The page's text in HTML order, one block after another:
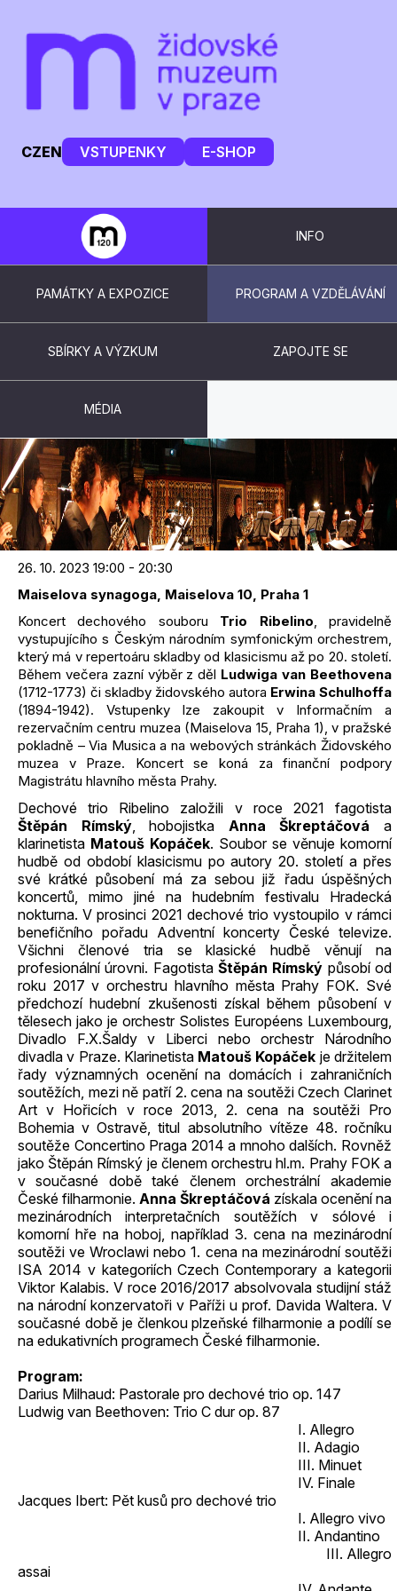
CZEN VSTUPENKY E-SHOP
INFO
PAMÁTKY A EXPOZICE PROGRAM A VZDĚLÁVÁNÍ
SBÍRKY A VÝZKUM ZAPOJTE SE
MÉDIA
TRIO RIBELINO
26. 10. 2023 19:00 - 20:30
Maiselova synagoga, Maiselova 10, Praha 1
Koncert dechového souboru Trio Ribelino, pravidelně
vystupujícího s Českým národním symfonickým orchestrem,
který má v repertoáru skladby od klasicismu až po 20. století.
Během večera zazní výběr z děl Ludwiga van Beethovena
(1712-1773) či skladby židovského autora Erwina Schulhoffa
(1894-1942). Vstupenky lze zakoupit v Informačním a
rezervačním centru muzea (Maiselova 15, Praha 1), v pražské
pokladně – Via Musica a na webových stránkách Židovského
muzea v Praze. Koncert se koná za finanční podpory
Magistrátu hlavního města Prahy.
Dechové trio Ribelino založili v roce 2021 fagotista
Štěpán Rímský, hobojistka Anna Škreptáčová a
klarinetista Matouš Kopáček. Soubor se věnuje komorní
hudbě od období klasicismu po autory 20. století a přes
své krátké působení má za sebou již řadu úspěšných
koncertů, mimo jiné na hudebním festivalu Hradecká
nokturna. V prosinci 2021 dechové trio vystoupilo v rámci
benefičního pořadu Adventní koncerty České televize.
Všichni členové tria se klasické hudbě věnují na
profesionální úrovni. Fagotista Štěpán Rímský působí od
roku 2017 v orchestru hlavního města Prahy FOK. Své
předchozí hudební zkušenosti získal během působení v
tělesech jako je orchestr Solistes Européens Luxembourg,
Divadlo F.X.Šaldy v Liberci nebo orchestr Národního
divadla v Praze. Klarinetista Matouš Kopáček je držitelem
řady významných ocenění na domácích i zahraničních
soutěžích, mezi ně patří 2. cena na soutěži Czech Clarinet
Art v Hořicích v roce 2013, 2. cena na soutěži Pro
Bohemia v Ostravě, titul absolutního vítěze 48. ročníku
soutěže Concertino Praga 2014 a mnoho dalších. Rovněž
jako Štěpán Rímský je členem orchestru hl.m. Prahy FOK a
v současné době také členem orchestrální akademie
České filharmonie. Anna Škreptáčová získala ocenění na
mezinárodních interpretačních soutěžích v sólové i
komorní hře na hoboj, například 3. cena na mezinárodní
soutěži ve Wroclawi nebo 1. cena na mezinárodní soutěži
ISA 2014 v kategoriích Czech Contemporary a kategorii
Viktor Kalabis. V roce 2016/2017 absolvovala studijní stáž
na národní konzervatoři v Paříži u prof. Davida Waltera. V
současné době je členkou plzeňské filharmonie a podílí se
na edukativních programech České filharmonie.
Program:
Darius Milhaud: Pastorale pro dechové trio op. 147
Ludwig van Beethoven: Trio C dur op. 87
I. Allegro
II. Adagio
III. Minuet
IV. Finale
Jacques Ibert: Pět kusů pro dechové trio
I. Allegro vivo
II. Andantino
III. Allegro
assai